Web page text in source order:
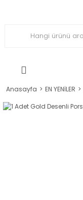
Anasayfa EN YENİLER